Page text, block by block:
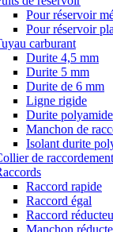
Pour réservoir
Pour réservoir
carburant
Durite 4,5 mm
Durite 5 mm
Durite de 6 mm
Ligne rigide
Durite polyamide
Manchon de
Isolant durite
de raccordement
Raccord rapide
Raccord égal
Raccord
Manchon